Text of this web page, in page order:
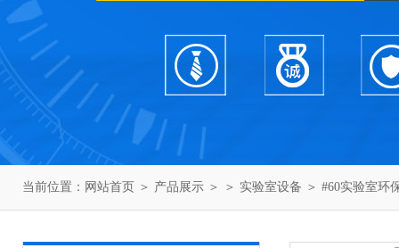
当前位置： 网站首页 ＞ 产品展示 ＞ ＞ 实验室设备 ＞ #60实验室环